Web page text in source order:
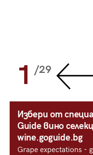
1 /29
Избери от
Guide вино
wine.goguide.bg
Grape expectations -